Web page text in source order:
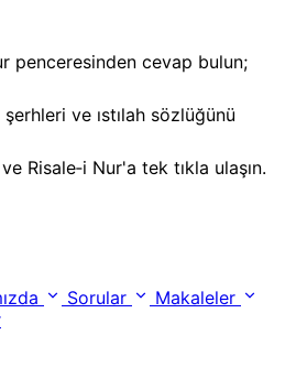
penceresinden cevap bulun;
ve ıstılah sözlüğünü
Risale‑i Nur'a tek tıkla ulaşın.
HesabıHesabı
Sorular
Makaleler